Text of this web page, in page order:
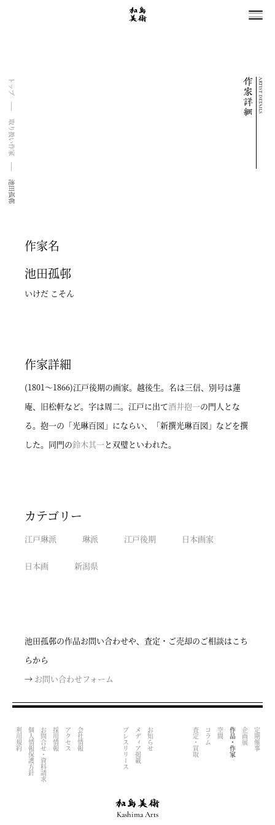
トップ
取り扱い作家
池田孤邨
ARTIST DETAILS
作家名
池田孤邨
いけだ こそん
作家詳細
(1801～1866)江戸後期の画家。越後生。名は三信、別号は蓮
庵、旧松軒など。字は周二。江戸に出て酒井抱一の門人とな
る。抱一の「光琳百図」にならい、「新撰光琳百図」などを撰
した。同門の鈴木其一 と双璧といわれた。
カテゴリー
江戸琳派 琳派 江戸後期 日本画家
日本画 新潟県
池田孤邨の作品お問い合わせや、査定・ご売却のご相談はこち
らから
→ お問い合わせフォーム
定期催事
企画展
作品・作家
空間
コラム
査定・買取
お知らせ
メディア掲載
プレスリリース
会社情報
アクセス
採用情報
お問合せ・資料請求
個人情報保護方針
利用規約
Kashima Arts